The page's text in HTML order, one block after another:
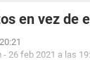
en vez de
- 26 feb 2021 a las